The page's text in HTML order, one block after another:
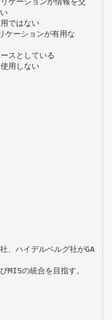
ではない
ケーションが有用な
スとしている
用しない
、ハイデルベルグ社がGA
MISの統合を目指す。